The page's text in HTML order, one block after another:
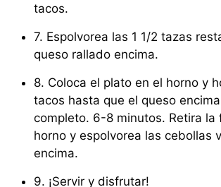
tacos.
7. Espolvorea las 1 1/2 tazas
queso rallado encima.
8. Coloca el plato en el horno y
tacos hasta que el queso
completo. 6-8 minutos. Retira la
horno y espolvorea las cebollas
encima.
9. ¡Servir y disfrutar!